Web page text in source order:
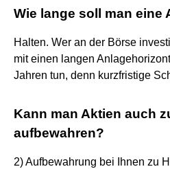
Wie lange soll man eine
Halten. Wer an der Börse
mit einen langen
Jahren tun, denn kurzfristige
Kann man Aktien auch
aufbewahren?
2) Aufbewahrung bei Ihnen zu